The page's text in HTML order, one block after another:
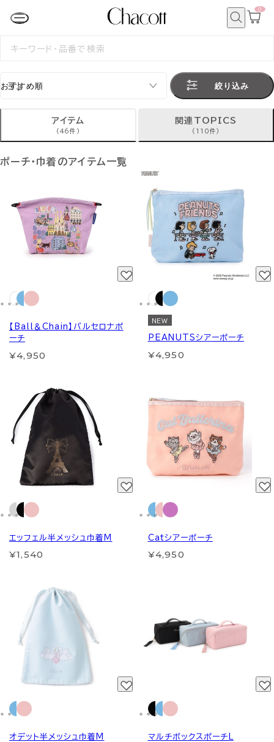
カ
0
検
絞り込み
アイテム
(46件)
関連TOPICS
(110件)
ポーチ・巾着のアイテム一覧
【Ball＆Chain】バルセロナポ
ーチ
¥4,950
NEW
PEANUTSシアーポーチ
¥4,950
エッフェル半メッシュ巾着M
¥1,540
Catシアーポーチ
¥4,950
オデット半メッシュ巾着M マルチボックスポーチL